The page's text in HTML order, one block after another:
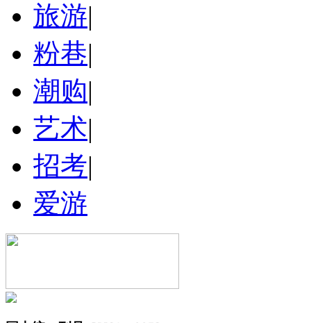
旅游|
粉巷|
潮购|
艺术|
招考|
爱游